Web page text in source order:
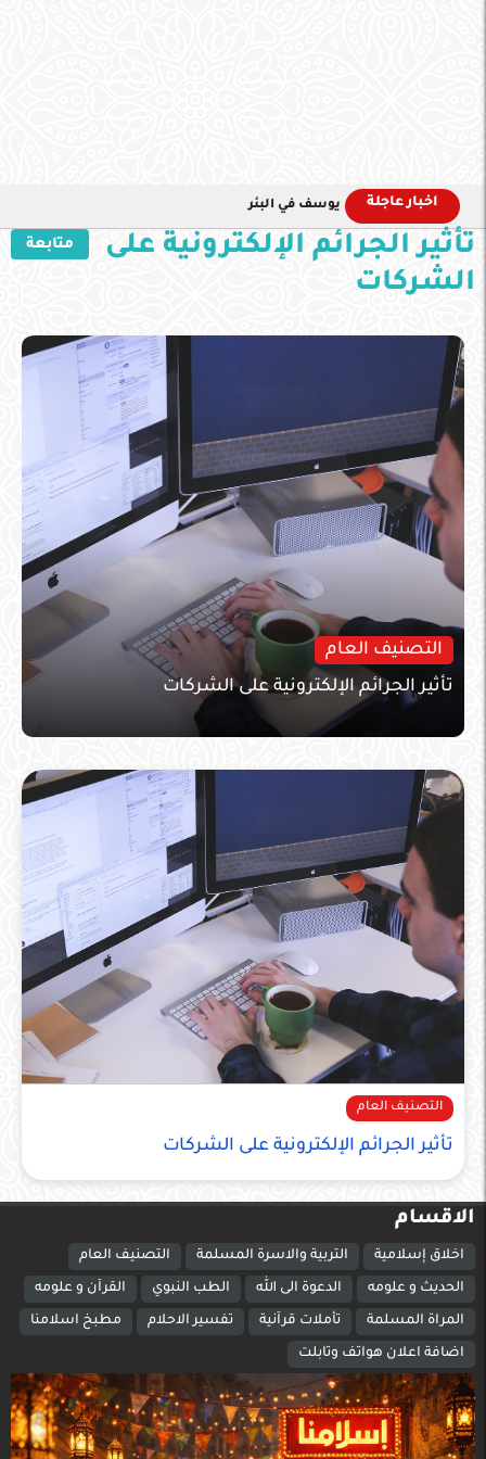
اخبار عاجلة يوسف في البئر
تأثير الجرائم الإلكترونية على
الشركات
متابعة
التصنيف العام
تأثير الجرائم الإلكترونية على الشركات
التصنيف العام
تأثير الجرائم الإلكترونية على الشركات
الاقسام
اخلاق إسلامية التربية والاسرة المسلمة التصنيف العام
الحديث و علومه الدعوة الى الله الطب النبوي القرآن و علومه
المراة المسلمة تأملات قرآنية تفسير الاحلام مطبخ اسلامنا
اضافة اعلان هواتف وتابلت